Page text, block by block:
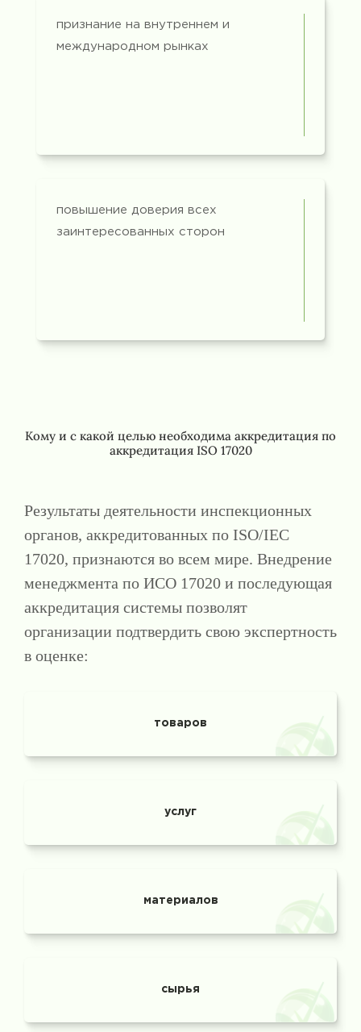
признание на внутреннем и
международном рынках
повышение доверия всех
заинтересованных сторон
Кому и с какой целью необходима аккредитация по
аккредитация ISO 17020
Результаты деятельности инспекционных
органов, аккредитованных по ISO/IEC
17020, признаются во всем мире. Внедрение
менеджмента по ИСО 17020 и последующая
аккредитация системы позволят
организации подтвердить свою экспертность
в оценке:
товаров
услуг
материалов
сырья